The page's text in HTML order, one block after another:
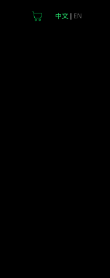
中文| EN